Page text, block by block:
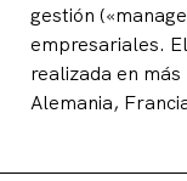
gestión
empresariales.
realizada en
Alemania,